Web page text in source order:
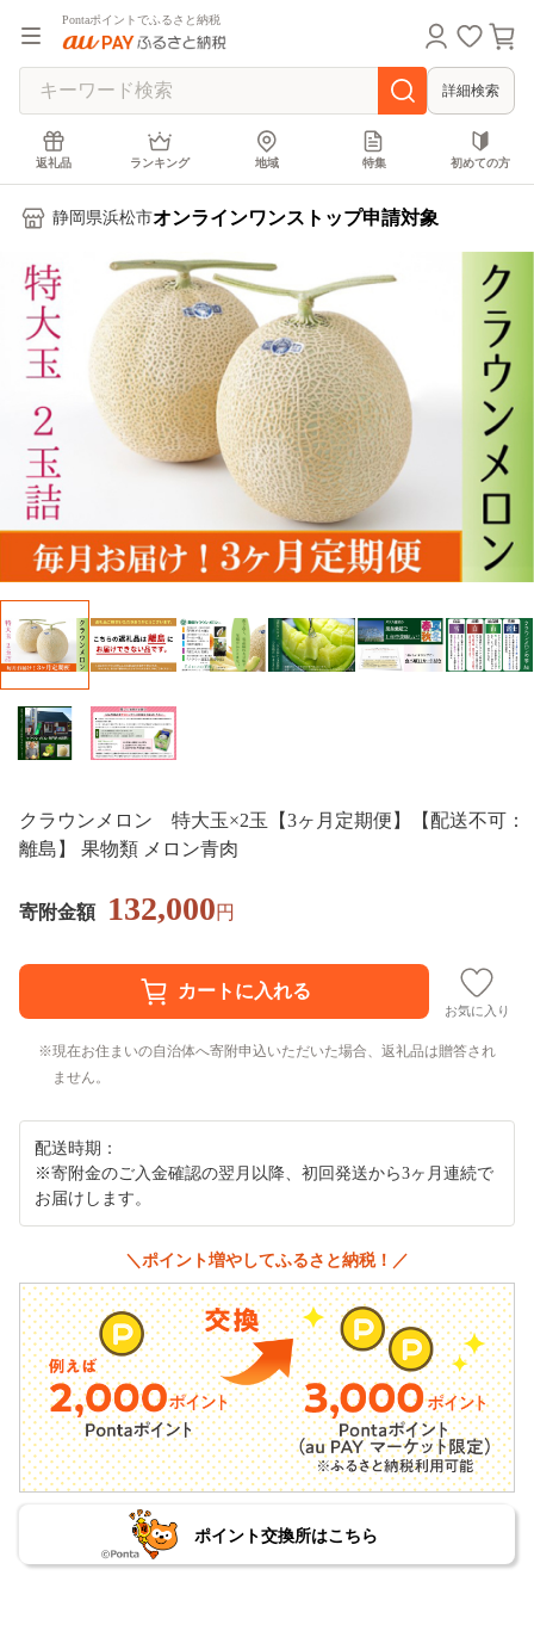
Pontaポイントでふるさと納税
詳細検索
返礼品 ランキング 地域 特集 初めての方
静岡県浜松市オンラインワンストップ申請対象
クラウンメロン 特大玉×2玉【3ヶ月定期便】【配送不可：
離島】 果物類 メロン青肉
寄附金額 132,000円
お気に入り
現在お住まいの自治体へ寄附申込いただいた場合、返礼品は贈答され
ません。
配送時期：
※寄附金のご入金確認の翌月以降、初回発送から3ヶ月連続で
お届けします。
＼ポイント増やしてふるさと納税！／
ポイント交換所はこちら